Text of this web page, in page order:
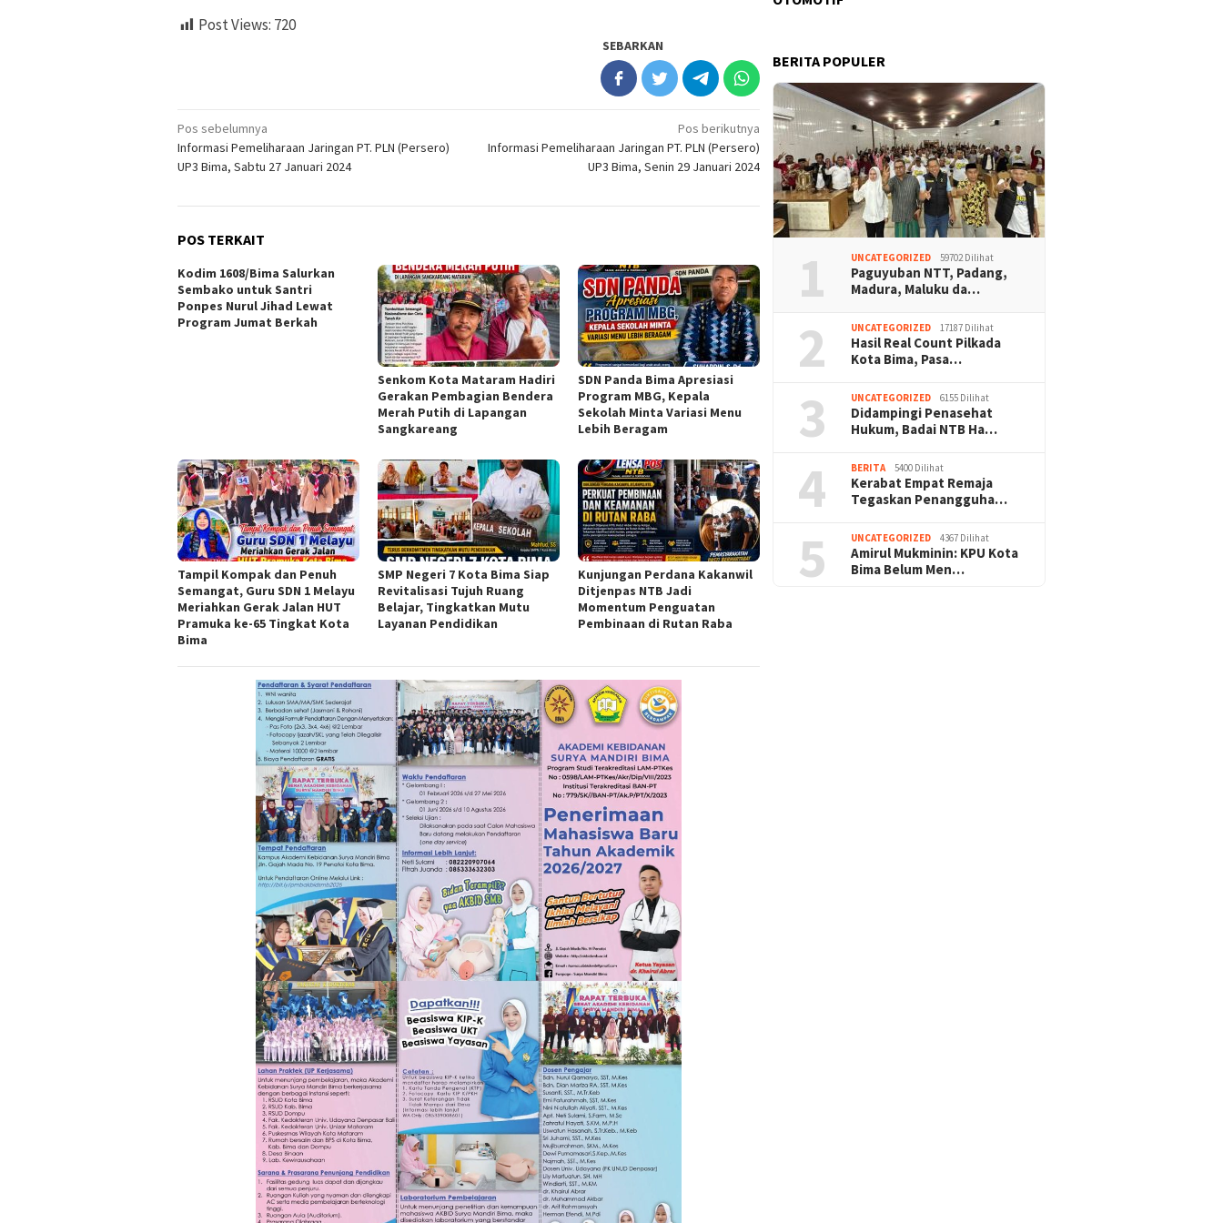
Post Views: 720
SEBARKAN
Navigasi
pos
Pos sebelumnya
Informasi Pemeliharaan Jaringan PT. PLN (Persero)
UP3 Bima, Sabtu 27 Januari 2024
Pos berikutnya
Informasi Pemeliharaan Jaringan PT. PLN (Persero)
UP3 Bima, Senin 29 Januari 2024
POS TERKAIT
Kodim 1608/Bima Salurkan
Sembako untuk Santri
Ponpes Nurul Jihad Lewat
Program Jumat Berkah
Senkom Kota Mataram Hadiri
Gerakan Pembagian Bendera
Merah Putih di Lapangan
Sangkareang
SDN Panda Bima Apresiasi
Program MBG, Kepala
Sekolah Minta Variasi Menu
Lebih Beragam
Tampil Kompak dan Penuh
Semangat, Guru SDN 1 Melayu
Meriahkan Gerak Jalan HUT
Pramuka ke-65 Tingkat Kota
Bima
SMP Negeri 7 Kota Bima Siap
Revitalisasi Tujuh Ruang
Belajar, Tingkatkan Mutu
Layanan Pendidikan
Kunjungan Perdana Kakanwil
Ditjenpas NTB Jadi
Momentum Penguatan
Pembinaan di Rutan Raba
BERITA POPULER
1 UNCATEGORIZED 59702 Dilihat
Paguyuban NTT, Padang,
Madura, Maluku da…
2 UNCATEGORIZED 17187 Dilihat
Hasil Real Count Pilkada
Kota Bima, Pasa…
3 UNCATEGORIZED 6155 Dilihat
Didampingi Penasehat
Hukum, Badai NTB Ha…
4 BERITA 5400 Dilihat
Kerabat Empat Remaja
Tegaskan Penangguha…
5 UNCATEGORIZED 4367 Dilihat
Amirul Mukminin: KPU Kota
Bima Belum Men…